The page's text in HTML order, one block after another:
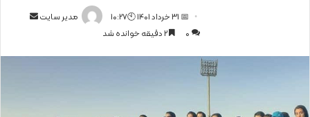
مدیر سایت
📅 31 خرداد 1401 🕙10:27
0